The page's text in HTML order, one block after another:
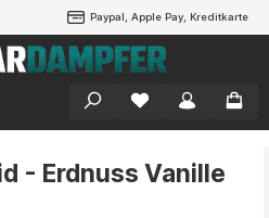
Paypal, Apple Pay, Kreditkarte
- Erdnuss Vanille